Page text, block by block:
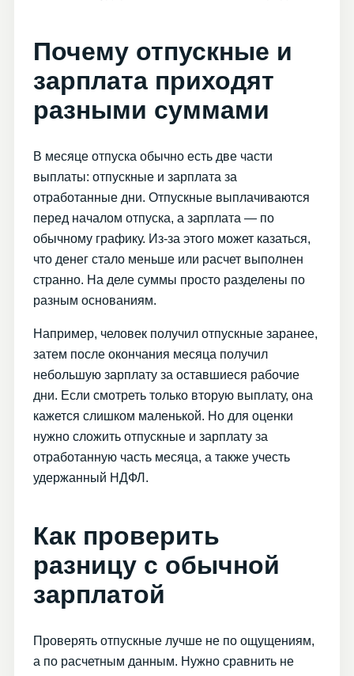
Почему отпускные и
зарплата приходят
разными суммами
В месяце отпуска обычно есть две части
выплаты: отпускные и зарплата за
отработанные дни. Отпускные выплачиваются
перед началом отпуска, а зарплата — по
обычному графику. Из-за этого может казаться,
что денег стало меньше или расчет выполнен
странно. На деле суммы просто разделены по
разным основаниям.
Например, человек получил отпускные заранее,
затем после окончания месяца получил
небольшую зарплату за оставшиеся рабочие
дни. Если смотреть только вторую выплату, она
кажется слишком маленькой. Но для оценки
нужно сложить отпускные и зарплату за
отработанную часть месяца, а также учесть
удержанный НДФЛ.
Как проверить
разницу с обычной
зарплатой
Проверять отпускные лучше не по ощущениям,
а по расчетным данным. Нужно сравнить не